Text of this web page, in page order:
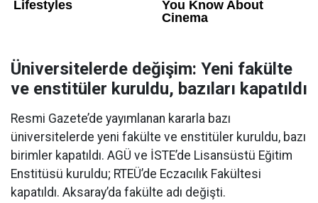
Üniversitelerde değişim: Yeni fakülte
ve enstitüler kuruldu, bazıları kapatıldı
Resmi Gazete’de yayımlanan kararla bazı
üniversitelerde yeni fakülte ve enstitüler kuruldu, bazı
birimler kapatıldı. AGÜ ve İSTE’de Lisansüstü Eğitim
Enstitüsü kuruldu; RTEÜ’de Eczacılık Fakültesi
kapatıldı. Aksaray’da fakülte adı değişti.